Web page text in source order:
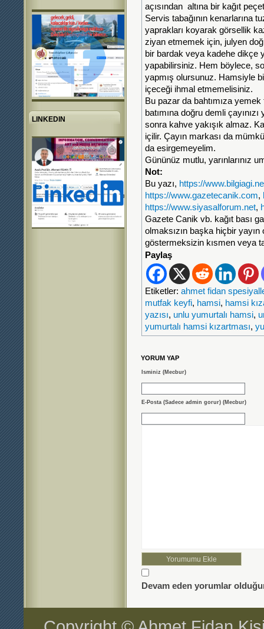
LINKEDIN
açısından altına bir kağıt
Servis tabağının kenarlarına
yaprakları koyarak görsellik
ziyan etmemek için, julyen
bir bardak veya kadehe dikçe
yapabilirsiniz. Hem böylece,
yapmış olursunuz. Hamsiyle
içeceği ihmal etmemelisiniz.
Bu pazar da bahtımıza
batımına doğru demli
sonra kahve yakışık almaz.
içilir. Çayın markası da
da esirgemeyelim.
Gününüz mutlu, yarınlarınız
Not:
Bu yazı, https://
https://www.gazetecanik.com,
https://www.siyasalforum.net,
Gazete Canik vb. kağıt bası
olmaksızın başka hiçbir
göstermeksizin kısmen veya
Paylaş
Etiketler: ahmet fidan
mutfak keyfi, hamsi, hamsi
yazısı, unlu yumurtalı hamsi,
yumurtalı hamsi kızartması,
YORUM YAP
Isminiz (Mecbur)
E-Posta (Sadece admin gorur) (Mecbur)
Devam eden yorumlar